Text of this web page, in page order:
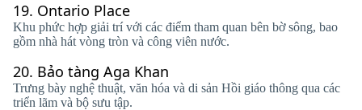
19. Ontario Place
Khu phức hợp giải trí với các điểm tham quan bên bờ sông, bao
gồm nhà hát vòng tròn và công viên nước.
20. Bảo tàng Aga Khan
Trưng bày nghệ thuật, văn hóa và di sản Hồi giáo thông qua các
triển lãm và bộ sưu tập.